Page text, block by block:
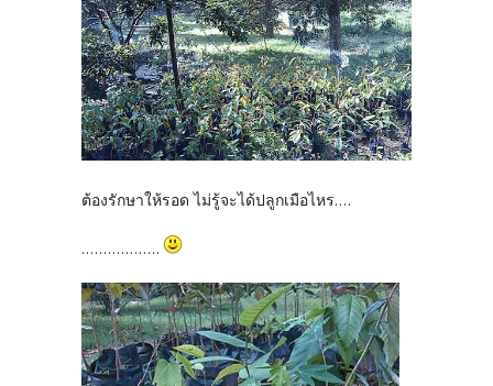
ต้องรักษาให้รอด ไม่รู้จะได้ปลูกเมือไหร....
..................